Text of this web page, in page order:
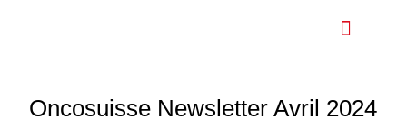
Oncosuisse Newsletter Avril 2024